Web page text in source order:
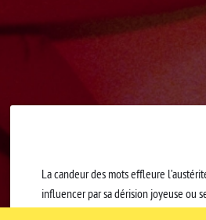
La candeur des mots effleure
influencer par sa dérision joyeuse ou